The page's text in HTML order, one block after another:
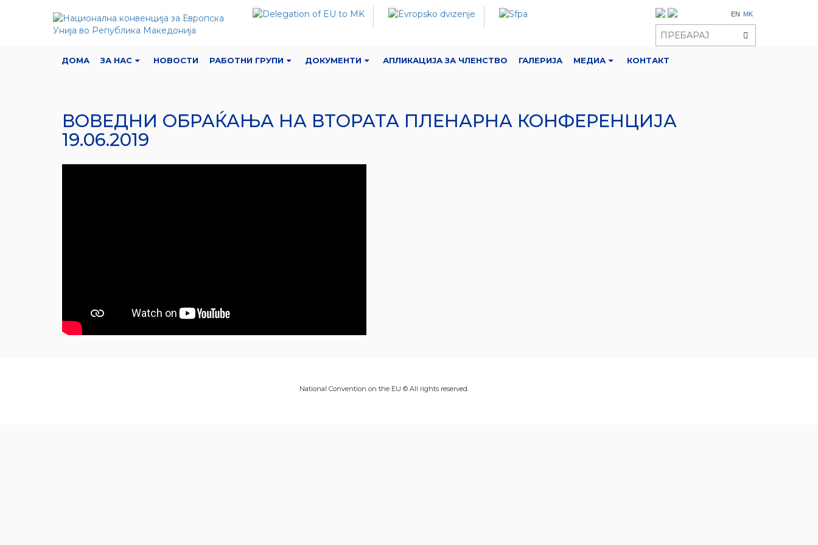
EN MK
ДОМА ЗА НАС НОВОСТИ РАБОТНИ ГРУПИ ДОКУМЕНТИ АПЛИКАЦИЈА ЗА ЧЛЕНСТВО ГАЛЕРИЈА МЕДИА КОНТАКТ
ВОВЕДНИ ОБРАЌАЊА НА ВТОРАТА ПЛЕНАРНА КОНФЕРЕНЦИЈА
19.06.2019
National Convention on the EU © All rights reserved.